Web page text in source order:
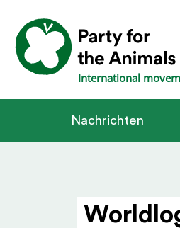
International
Nachrichten